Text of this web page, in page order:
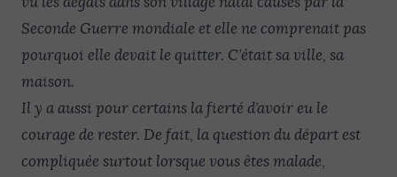
Seconde Guerre mondiale et elle ne comprenait pas
pourquoi elle devait le quitter. C’était sa ville, sa
maison.
Il y a aussi pour certains la fierté d’avoir eu le
courage de rester. De fait, la question du départ est
compliquée surtout lorsque vous êtes malade,